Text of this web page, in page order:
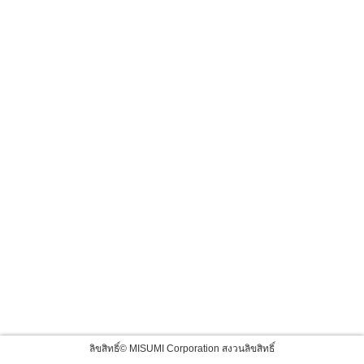
ลิขสิทธิ์© MISUMI Corporation สงวนลิขสิทธิ์